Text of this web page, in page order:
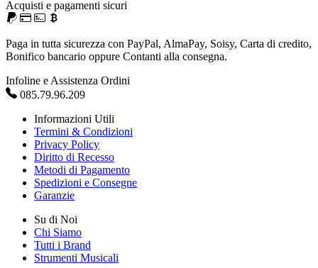
Acquisti e pagamenti sicuri
Paga in tutta sicurezza con PayPal, AlmaPay, Soisy, Carta di credito,
Bonifico bancario oppure Contanti alla consegna.
Infoline e Assistenza Ordini
085.79.96.209
Informazioni Utili
Termini & Condizioni
Privacy Policy
Diritto di Recesso
Metodi di Pagamento
Spedizioni e Consegne
Garanzie
Su di Noi
Chi Siamo
Tutti i Brand
Strumenti Musicali